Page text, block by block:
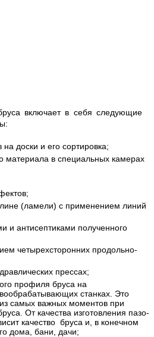
включает в себя следующие
доски и его сортировка;
материала в специальных камерах
(ламели) с применением линий
и антисептиками полученного
четырехсторонних продольно-
прессах;
профиля бруса на
станках. Это
самых важных моментов при
От качества изготовления пазо-
качество бруса и, в конечном
дома, бани, дачи;